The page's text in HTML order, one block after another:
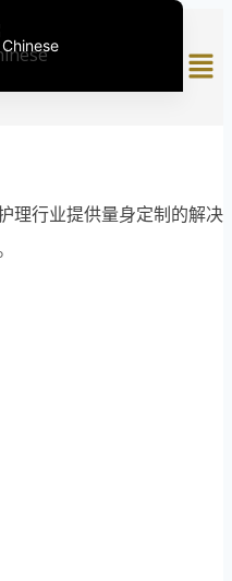
菜
单
理行业提供量身定制的解决
Chinese
English (United States)
Arabic